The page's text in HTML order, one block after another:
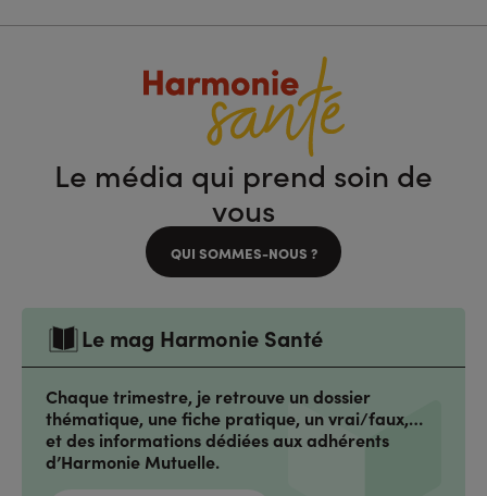
Le média qui prend soin de
vous
QUI SOMMES-NOUS ?
Le mag Harmonie Santé
Chaque trimestre, je retrouve un dossier
thématique, une fiche pratique, un vrai/faux,…
et des informations dédiées aux adhérents
d’Harmonie Mutuelle.